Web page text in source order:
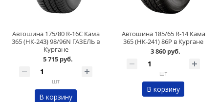
Автошина 175/80 R-16C Кама
365 (НК-243) 98/96N ГАЗЕЛЬ в
Кургане
5 715 руб.
шт
В корзину
Автошина 185/65 R-14 Кама
365 (НК-241) 86Р в Кургане
3 860 руб.
шт
В корзину